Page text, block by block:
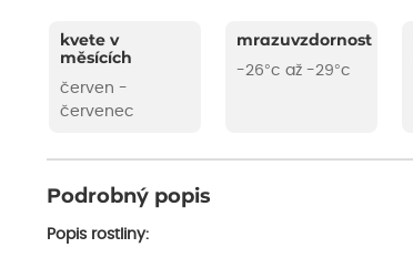
kvete v
měsících
červen -
červenec
mrazuvzdornost
-26°c až -29°c
Podrobný popis
Popis rostliny: